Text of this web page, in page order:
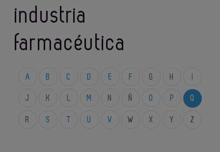
industria
farmacéutica
A B C D E F G H
J K L M N Ñ O P Q
R S U V W X Y Z